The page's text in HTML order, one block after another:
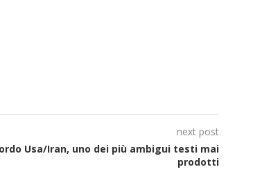
next post
Usa/Iran, uno dei più ambigui testi mai
prodotti